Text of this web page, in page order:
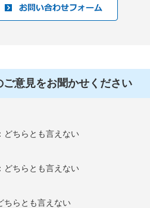
意見をお聞かせください
どちらとも言えない
どちらとも言えない
ちらとも言えない